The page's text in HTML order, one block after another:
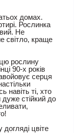
домах.
Рослинка
Не
світло, краще
рослину
90-х років
серця
навіть ті, хто
стійкий до
цвіте